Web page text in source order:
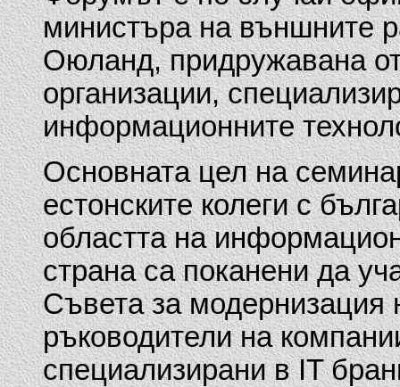
министъра на външните
Оюланд, придружавана
организации,
информационните
Основната цел на
естонските колеги с
областта на
страна са поканени да
Съвета за модернизация
ръководители на
специализирани в IT